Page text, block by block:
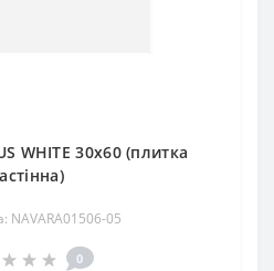
WHITE 30x60 (плитка
NAVARA01506-05
0